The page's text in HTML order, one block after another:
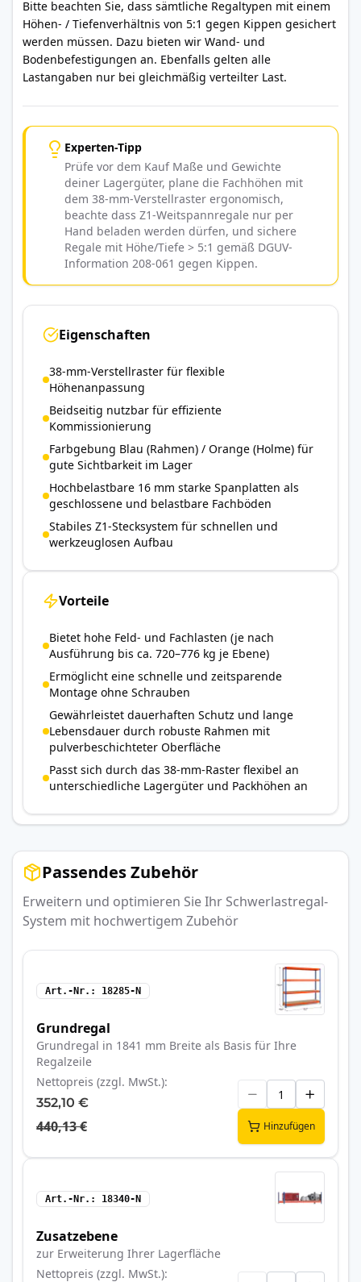
Bitte beachten Sie, dass sämtliche Regaltypen mit einem
Höhen- / Tiefenverhältnis von 5:1 gegen Kippen gesichert
werden müssen. Dazu bieten wir Wand- und
Bodenbefestigungen an. Ebenfalls gelten alle
Lastangaben nur bei gleichmäßig verteilter Last.
Experten-Tipp
Prüfe vor dem Kauf Maße und Gewichte
deiner Lagergüter, plane die Fachhöhen mit
dem 38-mm-Verstellraster ergonomisch,
beachte dass Z1-Weitspannregale nur per
Hand beladen werden dürfen, und sichere
Regale mit Höhe/Tiefe > 5:1 gemäß DGUV-
Information 208-061 gegen Kippen.
Eigenschaften
38-mm-Verstellraster für flexible
Höhenanpassung
Beidseitig nutzbar für effiziente
Kommissionierung
Farbgebung Blau (Rahmen) / Orange (Holme) für
gute Sichtbarkeit im Lager
Hochbelastbare 16 mm starke Spanplatten als
geschlossene und belastbare Fachböden
Stabiles Z1-Stecksystem für schnellen und
werkzeuglosen Aufbau
Vorteile
Bietet hohe Feld- und Fachlasten (je nach
Ausführung bis ca. 720–776 kg je Ebene)
Ermöglicht eine schnelle und zeitsparende
Montage ohne Schrauben
Gewährleistet dauerhaften Schutz und lange
Lebensdauer durch robuste Rahmen mit
pulverbeschichteter Oberfläche
Passt sich durch das 38-mm-Raster flexibel an
unterschiedliche Lagergüter und Packhöhen an
Passendes Zubehör
Erweitern und optimieren Sie Ihr Schwerlastregal-
System mit hochwertigem Zubehör
Art.-Nr. 18285-N
Grundregal
Grundregal in 1841 mm Breite als Basis für Ihre
Regalzeile
Nettopreis (zzgl. MwSt.)
352,10 €
440,13 € Hinzufügen
Art.-Nr. 18340-N
Zusatzebene
zur Erweiterung Ihrer Lagerfläche
Nettopreis (zzgl. MwSt.)